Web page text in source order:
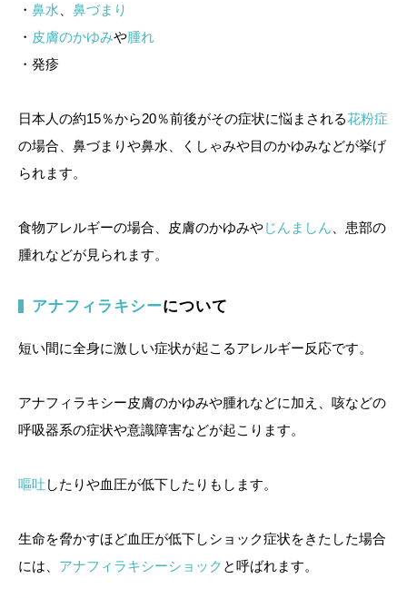
・ 鼻水
鼻づまり
・ 皮膚のかゆみや腫れ
・発疹
日本人の約15％から20％前後がその症状に悩まされる花粉症
の場合、鼻づまりや鼻水、くしゃみや目のかゆみなどが挙げ
られます。
食物アレルギーの場合、皮膚のかゆみやじんましん 、患部の
腫れなどが見られます。
アナフィラキシーについて
短い間に全身に激しい症状が起こるアレルギー反応です。
アナフィラキシー皮膚のかゆみや腫れなどに加え、咳などの
呼吸器系の症状や意識障害などが起こります。
嘔吐 したりや血圧が低下したりもします。
生命を脅かすほど血圧が低下しショック症状をきたした場合
には、 アナフィラキシーショック と呼ばれます。